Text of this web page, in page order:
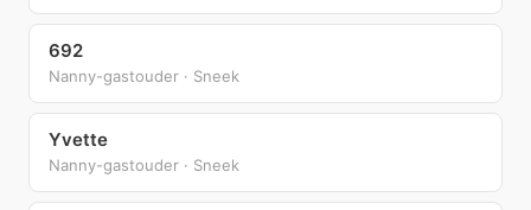
692
Nanny-gastouder · Sneek
Yvette
Nanny-gastouder · Sneek